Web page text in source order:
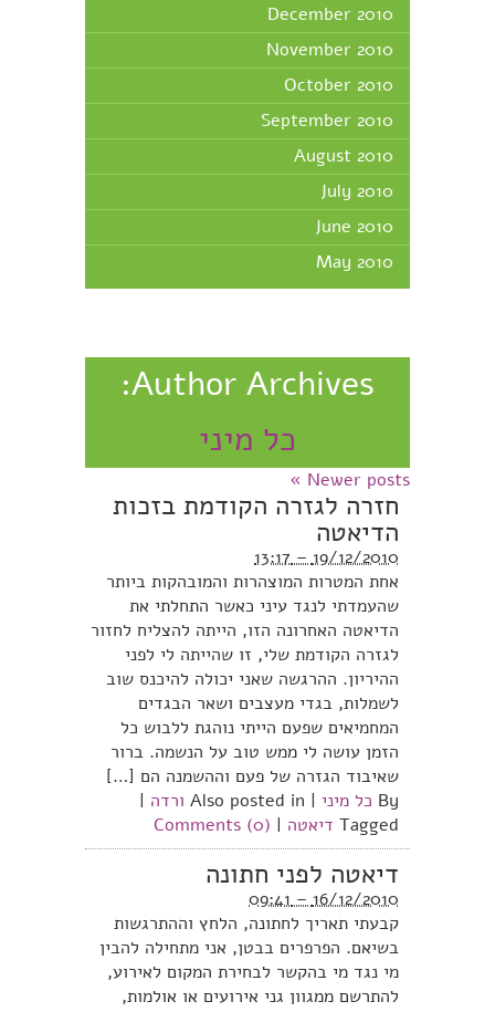
December 2010
November 2010
October 2010
September 2010
August 2010
July 2010
June 2010
May 2010
Author Archives:
כל מיני
Newer posts
»
חזרה לגזרה הקודמת בזכות
הדיאטה
19/12/2010 – 13:17
אחת המטרות המוצהרות והמובהקות ביותר
שהעמדתי לנגד עיני כאשר התחלתי את
הדיאטה האחרונה הזו, הייתה להצליח לחזור
לגזרה הקודמת שלי, זו שהייתה לי לפני
ההיריון. ההרגשה שאני יכולה להיכנס שוב
לשמלות, בגדי מעצבים ושאר הבגדים
המחמיאים שפעם הייתי נוהגת ללבוש כל
הזמן עושה לי ממש טוב על הנשמה. ברור
שאיבוד הגזרה של פעם וההשמנה הם […]
By כל מיני |
Also posted in ורדה |
Tagged דיאטה |
Comments (0)
דיאטה לפני חתונה
16/12/2010 – 09:41
קבעתי תאריך לחתונה, הלחץ וההתרגשות
בשיאם. הפרפרים בבטן, אני מתחילה להבין
מי נגד מי בהקשר לבחירת המקום לאירוע,
להתרשם ממגוון גני אירועים או אולמות,